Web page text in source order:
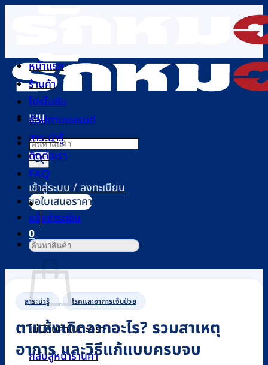
เนื้อหา
เมนู
Products
search
เข้าสู่ระบบ / ลงทะเบียน
0
ตะกร้าสินค้า
ไม่มีสินค้าในตะกร้า
กลับสู่หน้าร้านค้า
หน้าแรก
ร้านค้า
โปรโมชัน
ช้อปตามแบรนด์
สาระน่ารู้
ติดต่อเรา
FAQ
ขอใบเสนอราคา
แจ้งชำระเงิน
ค้นหา:
สาระน่ารู้ , โรคและอาการเจ็บป่วย
ตาแห้งเกิดจากอะไร? รวมสาเหตุ
อาการ และวิธีแก้แบบครบจบ